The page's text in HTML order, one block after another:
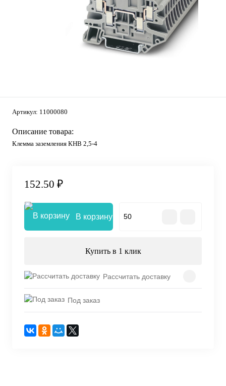
Артикул: 11000080
Описание товара:
Клемма заземления КНВ 2,5-4
152.50 ₽
В корзину
Купить в 1 клик
Рассчитать доставку
Под заказ